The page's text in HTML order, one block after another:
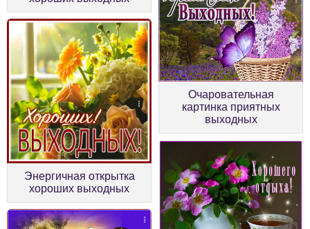
Энергичная открытка
хороших выходных
Очаровательная
картинка приятных
выходных